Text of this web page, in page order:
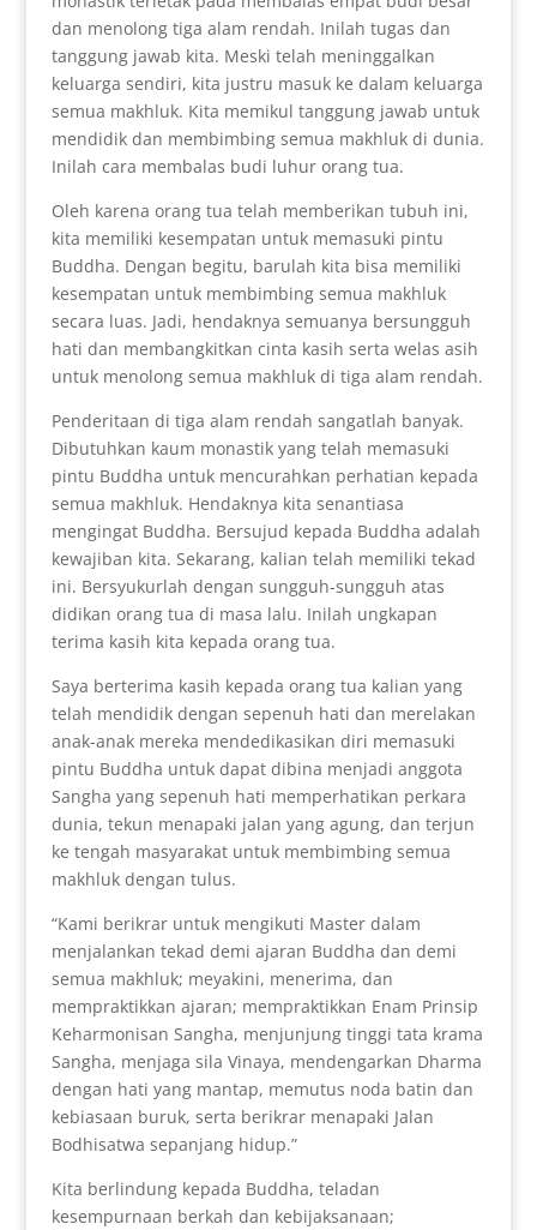
dan menolong tiga alam rendah. Inilah tugas dan
tanggung jawab kita. Meski telah meninggalkan
keluarga sendiri, kita justru masuk ke dalam keluarga
semua makhluk. Kita memikul tanggung jawab untuk
mendidik dan membimbing semua makhluk di dunia.
Inilah cara membalas budi luhur orang tua.
Oleh karena orang tua telah memberikan tubuh ini,
kita memiliki kesempatan untuk memasuki pintu
Buddha. Dengan begitu, barulah kita bisa memiliki
kesempatan untuk membimbing semua makhluk
secara luas. Jadi, hendaknya semuanya bersungguh
hati dan membangkitkan cinta kasih serta welas asih
untuk menolong semua makhluk di tiga alam rendah.
Penderitaan di tiga alam rendah sangatlah banyak.
Dibutuhkan kaum monastik yang telah memasuki
pintu Buddha untuk mencurahkan perhatian kepada
semua makhluk. Hendaknya kita senantiasa
mengingat Buddha. Bersujud kepada Buddha adalah
kewajiban kita. Sekarang, kalian telah memiliki tekad
ini. Bersyukurlah dengan sungguh-sungguh atas
didikan orang tua di masa lalu. Inilah ungkapan
terima kasih kita kepada orang tua.
Saya berterima kasih kepada orang tua kalian yang
telah mendidik dengan sepenuh hati dan merelakan
anak-anak mereka mendedikasikan diri memasuki
pintu Buddha untuk dapat dibina menjadi anggota
Sangha yang sepenuh hati memperhatikan perkara
dunia, tekun menapaki jalan yang agung, dan terjun
ke tengah masyarakat untuk membimbing semua
makhluk dengan tulus.
“Kami berikrar untuk mengikuti Master dalam
menjalankan tekad demi ajaran Buddha dan demi
semua makhluk; meyakini, menerima, dan
mempraktikkan ajaran; mempraktikkan Enam Prinsip
Keharmonisan Sangha, menjunjung tinggi tata krama
Sangha, menjaga sila Vinaya, mendengarkan Dharma
dengan hati yang mantap, memutus noda batin dan
kebiasaan buruk, serta berikrar menapaki Jalan
Bodhisatwa sepanjang hidup.”
Kita berlindung kepada Buddha, teladan
kesempurnaan berkah dan kebijaksanaan;